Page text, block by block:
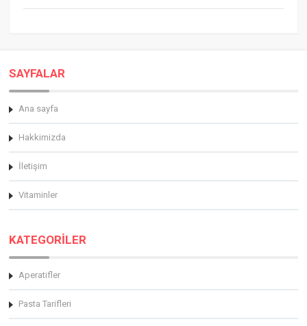
SAYFALAR
Ana sayfa
Hakkimizda
İletişim
Vitaminler
KATEGORİLER
Aperatifler
Pasta Tarifleri